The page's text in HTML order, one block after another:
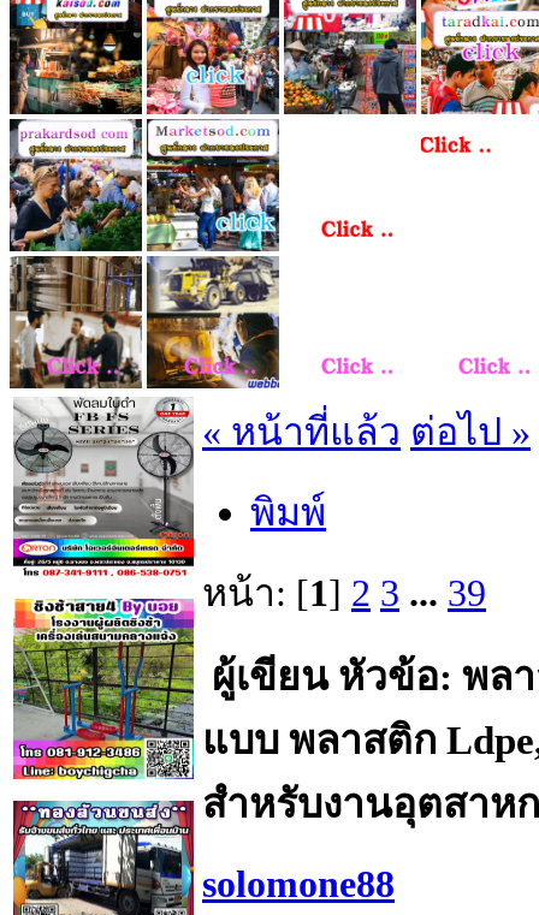
« หน้าที่แล้ว ต่อไป »
พิมพ์
หน้า: [1] 2 3 ... 39
ผู้เขียนหัวข้อ: พลา
แบบ พลาสติก
สำหรับงานอุตสาห
solomone88